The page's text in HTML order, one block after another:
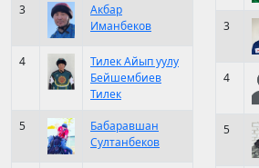
3
Акбар
Иманбеков
4
Тилек Айып уулу
Бейшембиев
Тилек
5
Бабаравшан
Султанбеков
3
4
5